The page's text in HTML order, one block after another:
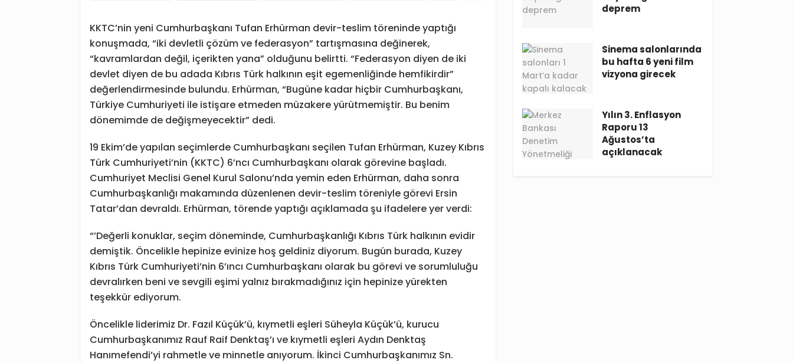
KKTC’nin yeni Cumhurbaşkanı Tufan Erhürman devir-teslim töreninde yaptığı
konuşmada, “iki devletli çözüm ve federasyon” tartışmasına değinerek,
“kavramlardan değil, içerikten yana” olduğunu belirtti. “Federasyon diyen de iki
devlet diyen de bu adada Kıbrıs Türk halkının eşit egemenliğinde hemfikirdir”
değerlendirmesinde bulundu. Erhürman, “Bugüne kadar hiçbir Cumhurbaşkanı,
Türkiye Cumhuriyeti ile istişare etmeden müzakere yürütmemiştir. Bu benim
dönemimde de değişmeyecektir” dedi.
19 Ekim’de yapılan seçimlerde Cumhurbaşkanı seçilen Tufan Erhürman, Kuzey Kıbrıs
Türk Cumhuriyeti’nin (KKTC) 6’ncı Cumhurbaşkanı olarak görevine başladı.
Cumhuriyet Meclisi Genel Kurul Salonu’nda yemin eden Erhürman, daha sonra
Cumhurbaşkanlığı makamında düzenlenen devir-teslim töreniyle görevi Ersin
Tatar’dan devraldı. Erhürman, törende yaptığı açıklamada şu ifadelere yer verdi:
“’Değerli konuklar, seçim döneminde, Cumhurbaşkanlığı Kıbrıs Türk halkının evidir
demiştik. Öncelikle hepinize evinize hoş geldiniz diyorum. Bugün burada, Kuzey
Kıbrıs Türk Cumhuriyeti’nin 6’ıncı Cumhurbaşkanı olarak bu görevi ve sorumluluğu
devralırken beni ve sevgili eşimi yalnız bırakmadığınız için hepinize yürekten
teşekkür ediyorum.
Öncelikle liderimiz Dr. Fazıl Küçük’ü, kıymetli eşleri Süheyla Küçük’ü, kurucu
Cumhurbaşkanımız Rauf Raif Denktaş’ı ve kıymetli eşleri Aydın Denktaş
Hanımefendi’yi rahmetle ve minnetle anıyorum. İkinci Cumhurbaşkanımız Sn.
deprem
Sinema salonlarında
bu hafta 6 yeni film
vizyona girecek
Yılın 3. Enflasyon
Raporu 13
Ağustos’ta
açıklanacak